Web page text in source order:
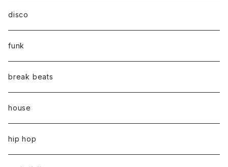
disco
funk
break beats
house
hip hop